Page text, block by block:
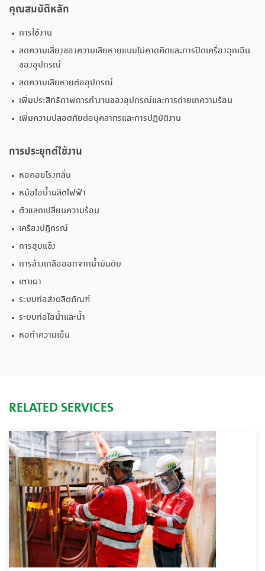
คุณสมบัติหลัก
การใช้งาน
ลดความเสี่ยงของความเสียหายแบบไม่คาดคิดและการปิดเครื่องฉุกเฉิน
ของอุปกรณ์
ลดความเสียหายต่ออุปกรณ์
เพิ่มประสิทธิภาพการทำงานของอุปกรณ์และการถ่ายเทความร้อน
เพิ่มความปลอดภัยต่อบุคลากรและการปฏิบัติงาน
การประยุกต์ใช้งาน
หอคอยโรงกลั่น
หม้อไอน้ำผลิตไฟฟ้า
ตัวแลกเปลี่ยนความร้อน
เครื่องปฏิกรณ์
การชุบแข็ง
การล้างเกลือออกจากน้ำมันดิบ
เตาเผา
ระบบท่อส่งผลิตภัณฑ์
ระบบท่อไอน้ำและน้ำ
หอทำความเย็น
RELATED SERVICES